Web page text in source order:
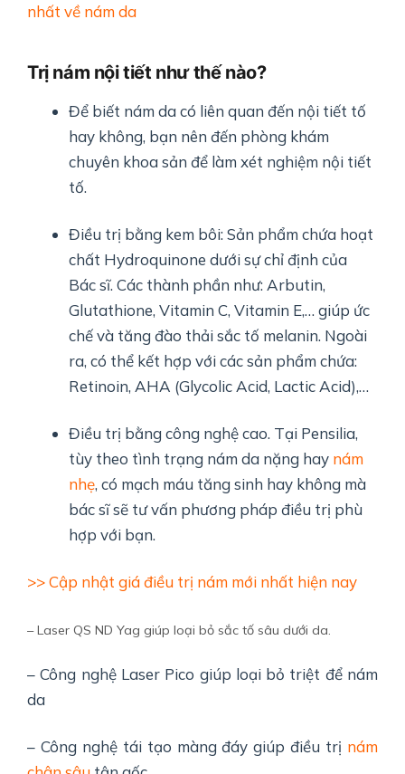
nhất về nám da
Trị nám nội tiết như thế nào?
Để biết nám da có liên quan đến nội tiết tố
hay không, bạn nên đến phòng khám
chuyên khoa sản để làm xét nghiệm nội tiết
tố.
Điều trị bằng kem bôi: Sản phẩm chứa hoạt
chất Hydroquinone dưới sự chỉ định của
Bác sĩ. Các thành phần như: Arbutin,
Glutathione, Vitamin C, Vitamin E,… giúp ức
chế và tăng đào thải sắc tố melanin. Ngoài
ra, có thể kết hợp với các sản phẩm chứa:
Retinoin, AHA (Glycolic Acid, Lactic Acid),…
Điều trị bằng công nghệ cao. Tại Pensilia,
tùy theo tình trạng nám da nặng hay nám
nhẹ, có mạch máu tăng sinh hay không mà
bác sĩ sẽ tư vấn phương pháp điều trị phù
hợp với bạn.
>> Cập nhật giá điều trị nám mới nhất hiện nay
– Laser QS ND Yag giúp loại bỏ sắc tố sâu dưới da.
– Công nghệ Laser Pico giúp loại bỏ triệt để nám
da
– Công nghệ tái tạo màng đáy giúp điều trị nám